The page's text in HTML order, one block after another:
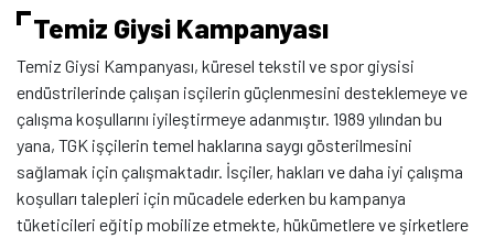
Temiz Giysi Kampanyası
Temiz Giysi Kampanyası, küresel tekstil ve spor giysisi
endüstrilerinde çalışan isçilerin güçlenmesini desteklemeye ve
çalışma koşullarını iyileştirmeye adanmıştır. 1989 yılından bu
yana, TGK işçilerin temel haklarına saygı gösterilmesini
sağlamak için çalışmaktadır. İsçiler, hakları ve daha iyi çalışma
koşulları talepleri için mücadele ederken bu kampanya
tüketicileri eğitip mobilize etmekte, hükümetlere ve şirketlere